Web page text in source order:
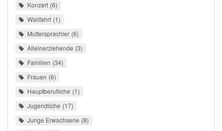
Konzert 6
Wallfahrt 1
Muttersprachler 6
Alleinerziehende 3
Familien 34
Frauen 6
Hauptberufliche 1
Jugendliche 17
Junge Erwachsene 8